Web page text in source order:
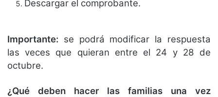
Descargar el comprobante.
Importante: se podrá modificar la respuesta
las veces que quieran entre el 24 y 28 de
octubre.
¿Qué deben hacer las familias una vez